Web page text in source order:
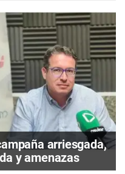
arriesgada,
y amenazas